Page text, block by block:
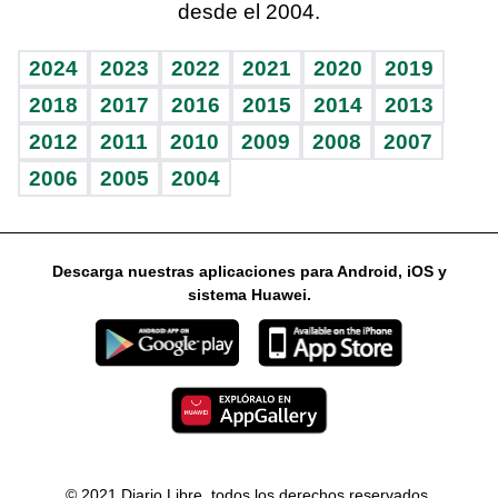
Vida y familia
Eñe
Celebrando la vida
Sin complejos
En pocas palabras
Escuchando al corazón
Economía Personal
Consulta Libre
BRV
TBT Deportivo
Más firmas
Guía del dinero
Horóscopos
desde el 2004.
2024 2023 2022 2021 2020
2019
2018
2017 2016 2015 2014
2013
2012
2011 2010 2009 2008
2007
2006
2005 2004
Descarga nuestras aplicaciones para Android, iOS y
sistema Huawei.